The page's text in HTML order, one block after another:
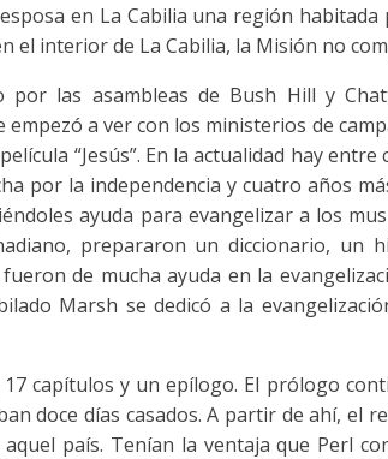
en La Cabilia una región
el interior de La Cabilia, la Misión no
por las asambleas de Bush Hill y
a ver con los ministerios de
“Jesús”. En la actualidad hay
por la independencia y cuatro años
ayuda para evangelizar a los
prepararon un diccionario,
de mucha ayuda en la
Marsh se dedicó a la
capítulos y un epílogo. El prólogo
doce días casados. A partir de ahí,
país. Tenían la ventaja que Perl